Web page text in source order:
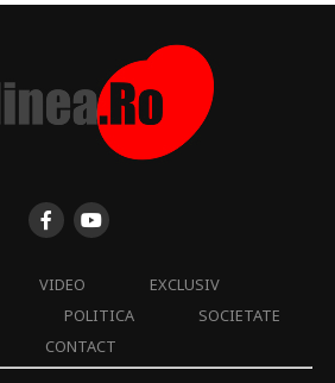
VIDEO
EXCLUSIV
POLITICA
SOCIETATE
CONTACT